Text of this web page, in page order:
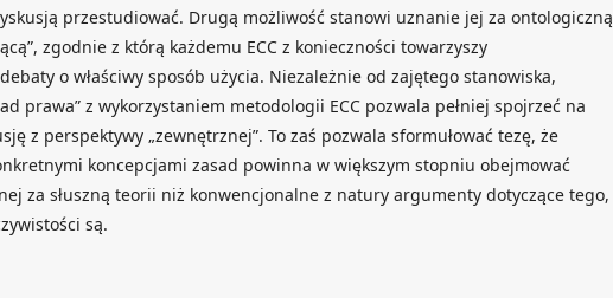
przestudiować. Drugą możliwość stanowi uznanie jej za ontologiczną
zgodnie z którą każdemu ECC z konieczności towarzyszy
o właściwy sposób użycia. Niezależnie od zajętego stanowiska,
prawa” z wykorzystaniem metodologii ECC pozwala pełniej spojrzeć na
z perspektywy „zewnętrznej”. To zaś pozwala sformułować tezę, że
koncepcjami zasad powinna w większym stopniu obejmować
za słuszną teorii niż konwencjonalne z natury argumenty dotyczące tego,
są.